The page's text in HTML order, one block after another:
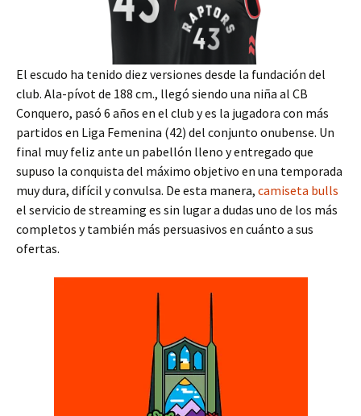
El escudo ha tenido diez versiones desde la fundación del
club. Ala-pívot de 188 cm., llegó siendo una niña al CB
Conquero, pasó 6 años en el club y es la jugadora con más
partidos en Liga Femenina (42) del conjunto onubense. Un
final muy feliz ante un pabellón lleno y entregado que
supuso la conquista del máximo objetivo en una temporada
muy dura, difícil y convulsa. De esta manera, camiseta bulls
el servicio de streaming es sin lugar a dudas uno de los más
completos y también más persuasivos en cuánto a sus
ofertas.